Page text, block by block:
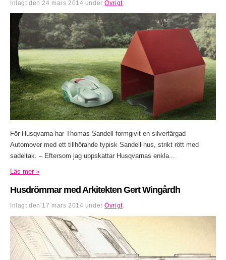
Inlagt den 24 mars 2014 underÖvrigt.
För Husqvarna har Thomas Sandell formgivit en silverfärgad
Automover med ett tillhörande typisk Sandell hus, strikt rött med
sadeltak. – Eftersom jag uppskattar Husqvarnas enkla...
Läs mer »
Husdrömmar med Arkitekten Gert Wingårdh
Inlagt den 17 mars 2014 underÖvrigt.